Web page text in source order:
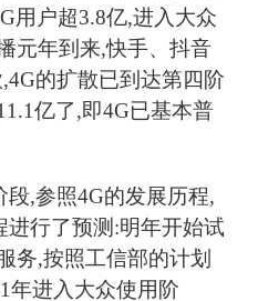
用户超3.8亿,进入大众
元年到来,快手、抖音
的扩散已到达第四阶
亿了,即4G已基本普
,参照4G的发展历程,
行了预测:明年开始试
务,按照工信部的计划
年进入大众使用阶